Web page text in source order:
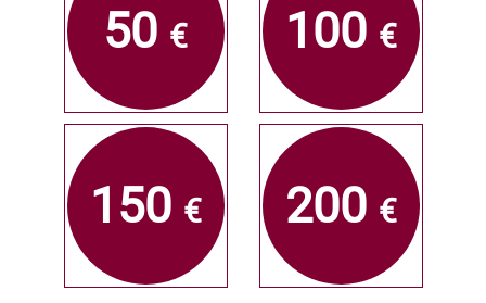
50 €
150 €
100 €
200 €